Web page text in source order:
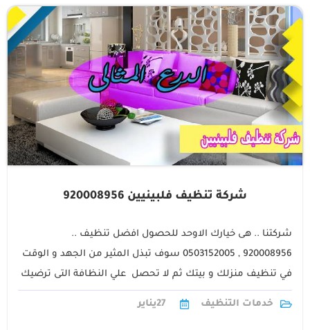
شركة تنظيف فلبينيين 920008956
شركتنا .. هى خيارك الاوحد للحصول افضل تنظيف ..
920008956 , 0503152005 سوف تبذل المثير من الجهد و الوقت
في تنظيف منزلك و بيتك ثم لا تحصل علي النظافة التى ترضيك
!1
خدمات التنظيف
27يناير